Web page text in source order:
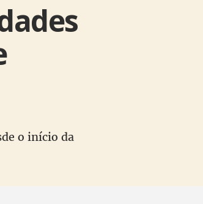
o início da